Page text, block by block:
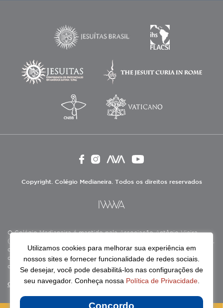
Copyright. Colégio Medianeira. Todos os direitos reservados
O Colégio Medianeira é mantido pela Associação Antônio Vieira
(ASAV), instituição de direito privado sem fins lucrativos, filantrópica,
de natureza educativa, cultural, assistencial e beneficente, certificada
como Entidade Beneficente de Assistência Social (CEBAS), nas áreas
de educação e assistência social.
Continue lendo
Utilizamos cookies para melhorar sua experiência em
nossos sites e fornecer funcionalidade de redes sociais.
Se desejar, você pode desabilitá-los nas configurações de
seu navegador. Conheça nossa Política de Privacidade.
Concordo